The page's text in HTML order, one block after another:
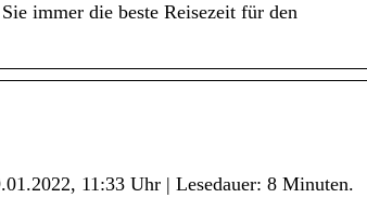
immer die beste Reisezeit für den
11:33 Uhr | Lesedauer: 8 Minuten.